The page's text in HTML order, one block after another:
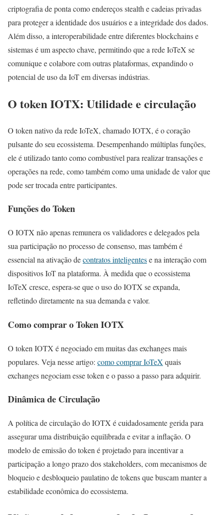
criptografia de ponta como endereços stealth e cadeias privadas
para proteger a identidade dos usuários e a integridade dos dados.
Além disso, a interoperabilidade entre diferentes blockchains e
sistemas é um aspecto chave, permitindo que a rede IoTeX se
comunique e colabore com outras plataformas, expandindo o
potencial de uso da IoT em diversas indústrias.
O token IOTX: Utilidade e circulação
O token nativo da rede IoTeX, chamado IOTX, é o coração
pulsante do seu ecossistema. Desempenhando múltiplas funções,
ele é utilizado tanto como combustível para realizar transações e
operações na rede, como também como uma unidade de valor que
pode ser trocada entre participantes.
Funções do Token
O IOTX não apenas remunera os validadores e delegados pela
sua participação no processo de consenso, mas também é
essencial na ativação decontratos inteligentese na interação com
dispositivos IoT na plataforma. À medida que o ecossistema
IoTeX cresce, espera-se que o uso do IOTX se expanda,
refletindo diretamente na sua demanda e valor.
Como comprar o Token IOTX
O token IOTX é negociado em muitas das exchanges mais
populares. Veja nesse artigo: como comprar IoTeX quais
exchanges negociam esse token e o passo a passo para adquirir.
Dinâmica de Circulação
A política de circulação do IOTX é cuidadosamente gerida para
assegurar uma distribuição equilibrada e evitar a inflação. O
modelo de emissão do token é projetado para incentivar a
participação a longo prazo dos stakeholders, com mecanismos de
bloqueio e desbloqueio paulatino de tokens que buscam manter a
estabilidade econômica do ecossistema.